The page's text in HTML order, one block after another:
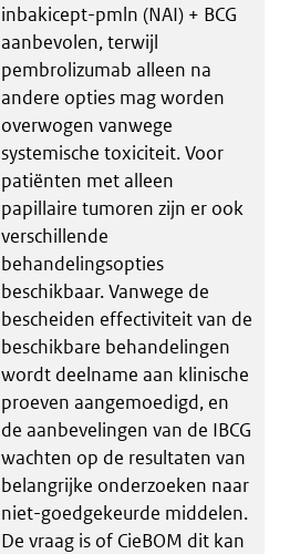
inbakicept-pmln (NAI) + BCG
aanbevolen, terwijl
pembrolizumab alleen na
andere opties mag worden
overwogen vanwege
systemische toxiciteit. Voor
patiënten met alleen
papillaire tumoren zijn er ook
verschillende
behandelingsopties
beschikbaar. Vanwege de
bescheiden effectiviteit van de
beschikbare behandelingen
wordt deelname aan klinische
proeven aangemoedigd, en
de aanbevelingen van de IBCG
wachten op de resultaten van
belangrijke onderzoeken naar
niet-goedgekeurde middelen.
De vraag is of CieBOM dit kan